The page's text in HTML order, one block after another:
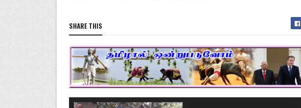
SHARE THIS